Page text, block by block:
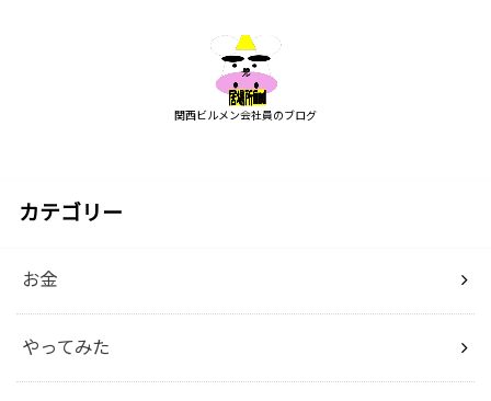
関西ビルメン会社員のブログ
カテゴリー
お金
やってみた